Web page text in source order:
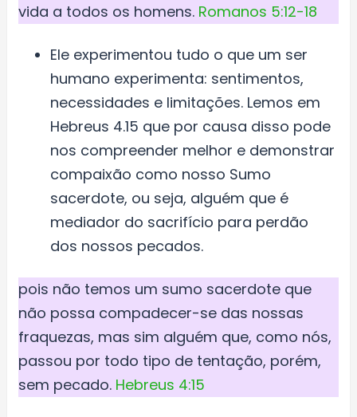
vida a todos os homens. Romanos 5:12-18
Ele experimentou tudo o que um ser
humano experimenta: sentimentos,
necessidades e limitações. Lemos em
Hebreus 4.15 que por causa disso pode
nos compreender melhor e demonstrar
compaixão como nosso Sumo
sacerdote, ou seja, alguém que é
mediador do sacrifício para perdão
dos nossos pecados.
pois não temos um sumo sacerdote que
não possa compadecer-se das nossas
fraquezas, mas sim alguém que, como nós,
passou por todo tipo de tentação, porém,
sem pecado. Hebreus 4:15